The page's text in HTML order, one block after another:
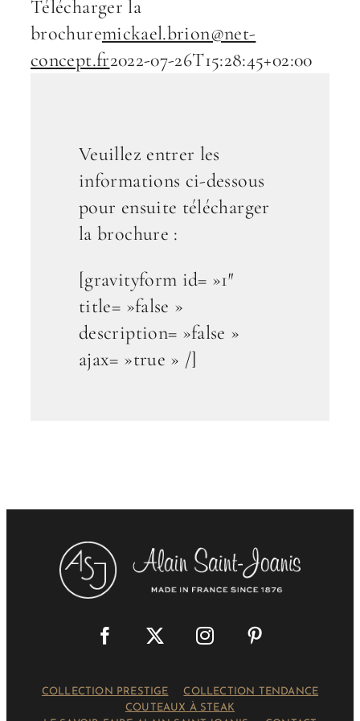
Télécharger la
brochuremickael.brion@net-
concept.fr2022-07-26T15:28:45+02:00
Veuillez entrer les
informations ci-dessous
pour ensuite télécharger
la brochure :
[gravityform id= »1″
title= »false »
description= »false »
ajax= »true » /]
COLLECTION PRESTIGE
COLLECTION TENDANCE
COUTEAUX À STEAK